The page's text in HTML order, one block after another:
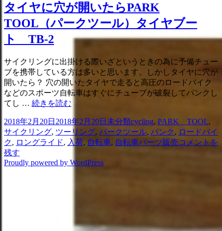
タイヤに穴が開いたらPARK
TOOL（パークツール）タイヤブー
ト TB-2
サイクリングに出掛ける際いざというときの為に予備チュー
ブを携帯している方は多いと思います。しかしタイヤに穴が
開いたら？ 穴の開いたタイヤで走ると高圧のロードバイク
などのスポーツ自転車はすぐにチューブが破裂してパンクし
てし … 続きを読む
ヤ
に
穴
開
ー
投
稿
日:
2018年2月20日 2018年2月20日 カ
テ
ゴ
未分類タ
グ
cycling, PARK TOOL,
サイクリング, ツーリング, パークツール, パンク , ロードバイ
ク, ロングライド, 入荷, 自転車, 自転車パーツ販売タ
コメントを
残す
Proudly powered by WordPress